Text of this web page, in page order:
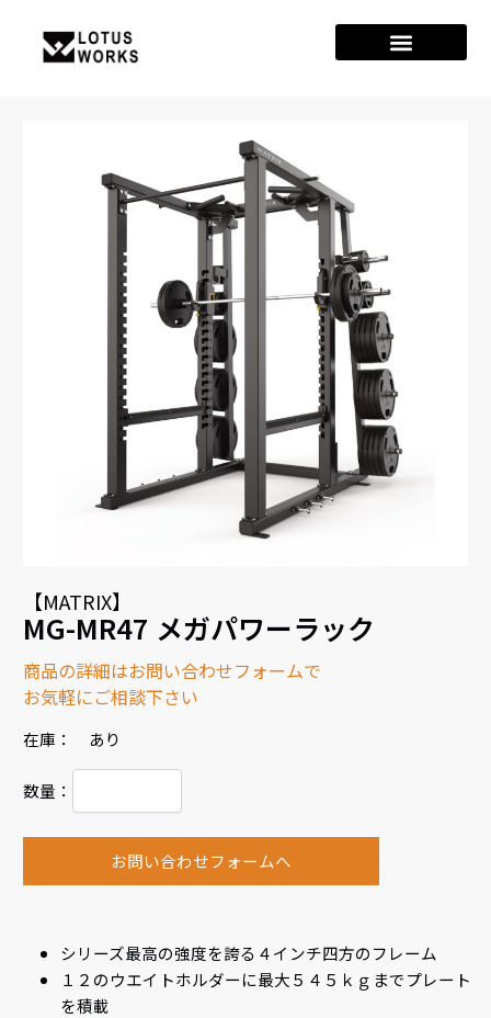
【MATRIX】
MG-MR47 メガパワーラック
商品の詳細はお問い合わせフォームで
お気軽にご相談下さい
在庫： あり
数量：
お問い合わせフォームへ
シリーズ最高の強度を誇る４インチ四方のフレーム
１２のウエイトホルダーに最大５４５ｋｇまでプレート
を積載